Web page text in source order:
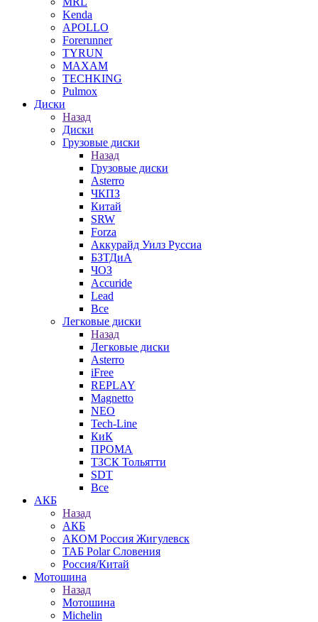
Kenda
APOLLO
Forerunner
TYRUN
MAXAM
TECHKING
Pulmox
Диски
Назад
Диски
Грузовые диски
Назад
Грузовые диски
Asterro
ЧКПЗ
Китай
SRW
Forza
Аккурайд Уилз Руссиа
БЗТДиА
ЧОЗ
Accuride
Lead
Все
Легковые диски
Назад
Легковые диски
Asterro
iFree
REPLAY
Magnetto
NEO
Tech-Line
КиК
ПРОМА
ТЗСК Тольятти
SDT
Все
АКБ
Назад
АКБ
АКОМ Россия Жигулевск
ТАБ Polar Словения
Россия/Китай
Мотошина
Назад
Мотошина
Michelin